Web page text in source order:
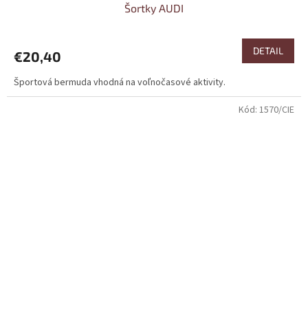
Šortky AUDI
€20,40 DETAIL
Športová bermuda vhodná na voľnočasové aktivity.
Kód: 1570/CIE